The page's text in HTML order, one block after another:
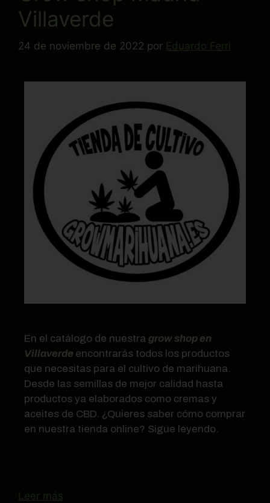
Villaverde
24 de noviembre de 2022 por Eduardo Ferri
En el catálogo de nuestra grow shop en
Villaverde encontrarás todos los productos
que necesitas para el cultivo de marihuana.
Desde las semillas de mejor calidad hasta
productos ya elaborados como cremas y
aceites de CBD. ¿Quieres saber cómo comprar
en nuestra tienda online? Sigue leyendo.
Leer más